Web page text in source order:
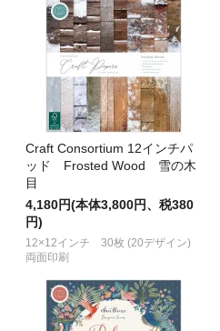
Craft Consortium 12インチパ
ッド Frosted Wood 雪の木
目
4,180円(本体3,800円、税380
円)
12×12インチ 30枚 (20デザイン)
両面印刷